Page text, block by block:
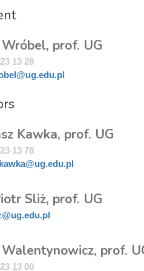
prof. UG
13 28
Kawka, prof. UG
13 78
Sliż, prof. UG
prof.
13 00